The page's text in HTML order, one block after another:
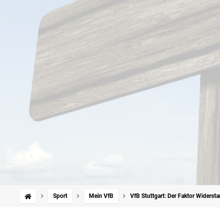
Sport Mein VfB VfB Stuttgart: Der Faktor